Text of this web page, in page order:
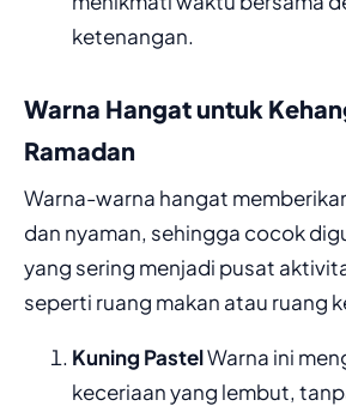
ketenangan.
Warna Hangat untuk
Ramadan
Warna-warna hangat
dan nyaman, sehingga cocok
yang sering menjadi pusat
seperti ruang makan atau ruang
Kuning PastelWarna ini
keceriaan yang lembut,